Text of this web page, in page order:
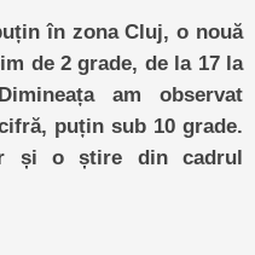
în zona Cluj, o nouă
de 2 grade, de la 17 la
am observat
puțin sub 10 grade.
și o știre din cadrul